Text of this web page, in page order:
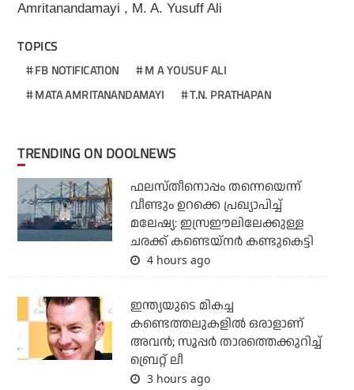
Amritanandamayi , M. A. Yusuff Ali
TOPICS
FB NOTIFICATION
M A YOUSUF ALI
MATA AMRITANANDAMAYI
T.N. PRATHAPAN
TRENDING ON DOOLNEWS
ഫലസ്തീനൊപ്പം തന്നെയെന്ന്
വീണ്ടും ഉറക്കെ പ്രഖ്യാപിച്ച്
മലേഷ്യ: ഇസ്രഈലിലേക്കുള്ള
ചരക്ക് കണ്ടെയ്‌നര്‍ കണ്ടുകെട്ടി
4 hours ago
ഇന്ത്യയുടെ മികച്ച
കണ്ടെത്തലുകളില്‍ ഒരാളാണ്
അവന്‍; സൂപ്പര്‍ താരത്തെക്കുറിച്ച്
ബ്രെറ്റ് ലീ
3 hours ago